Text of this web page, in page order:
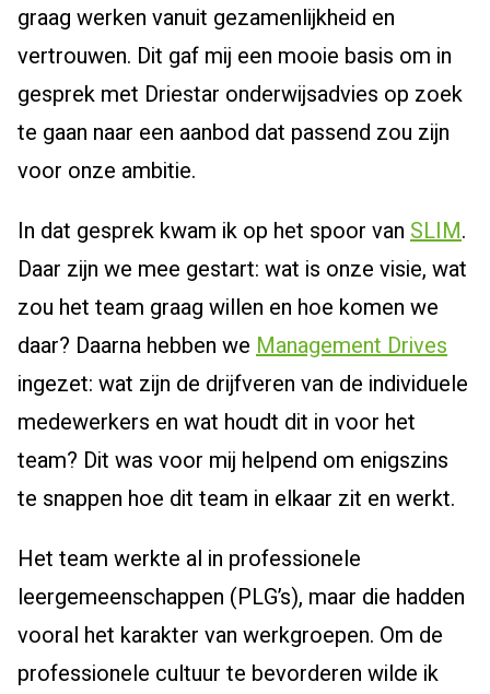
graag werken vanuit gezamenlijkheid en
vertrouwen. Dit gaf mij een mooie basis om in
gesprek met Driestar onderwijsadvies op zoek
te gaan naar een aanbod dat passend zou zijn
voor onze ambitie.
In dat gesprek kwam ik op het spoor van SLIM.
Daar zijn we mee gestart: wat is onze visie, wat
zou het team graag willen en hoe komen we
daar? Daarna hebben we Management Drives
ingezet: wat zijn de drijfveren van de individuele
medewerkers en wat houdt dit in voor het
team? Dit was voor mij helpend om enigszins
te snappen hoe dit team in elkaar zit en werkt.
Het team werkte al in professionele
leergemeenschappen (PLG’s), maar die hadden
vooral het karakter van werkgroepen. Om de
professionele cultuur te bevorderen wilde ik